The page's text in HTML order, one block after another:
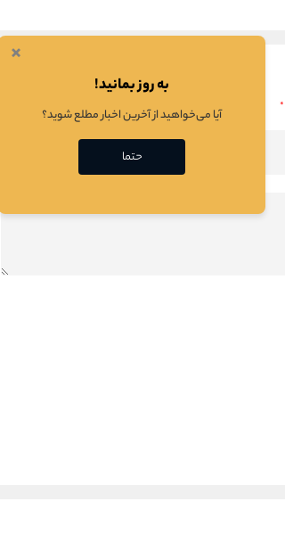
*
×
به روز بمانید!
آیا می‌خواهید از آخرین اخبار مطلع شوید؟
حتما